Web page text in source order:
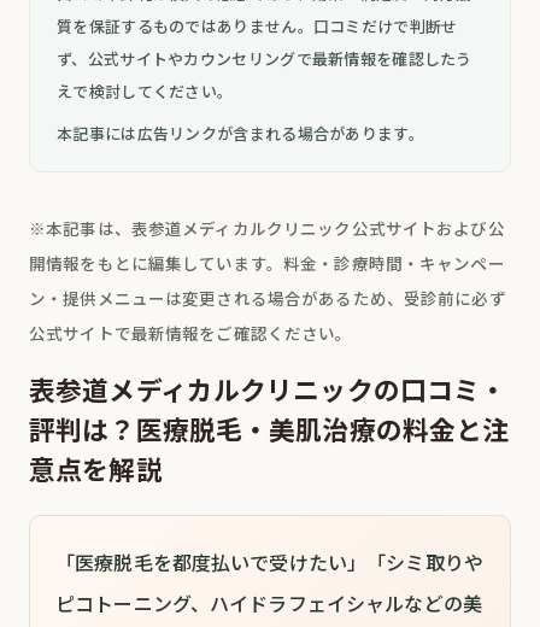
質を保証するものではありません。口コミだけで判断せ
ず、公式サイトやカウンセリングで最新情報を確認したう
えで検討してください。
本記事には広告リンクが含まれる場合があります。
※本記事は、表参道メディカルクリニック公式サイトおよび公
開情報をもとに編集しています。料金・診療時間・キャンペー
ン・提供メニューは変更される場合があるため、受診前に必ず
公式サイトで最新情報をご確認ください。
表参道メディカルクリニックの口コミ・
評判は？医療脱毛・美肌治療の料金と注
意点を解説
「医療脱毛を都度払いで受けたい」「シミ取りや
ピコトーニング、ハイドラフェイシャルなどの美